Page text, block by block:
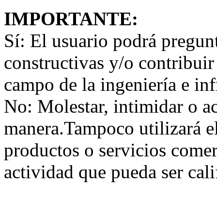
IMPORTANTE:
Sí: El usuario podrá
constructivas y/o
campo de la ingeniería e
No: Molestar, intimidar o
manera.Tampoco utilizará
productos o servicios
actividad que pueda ser